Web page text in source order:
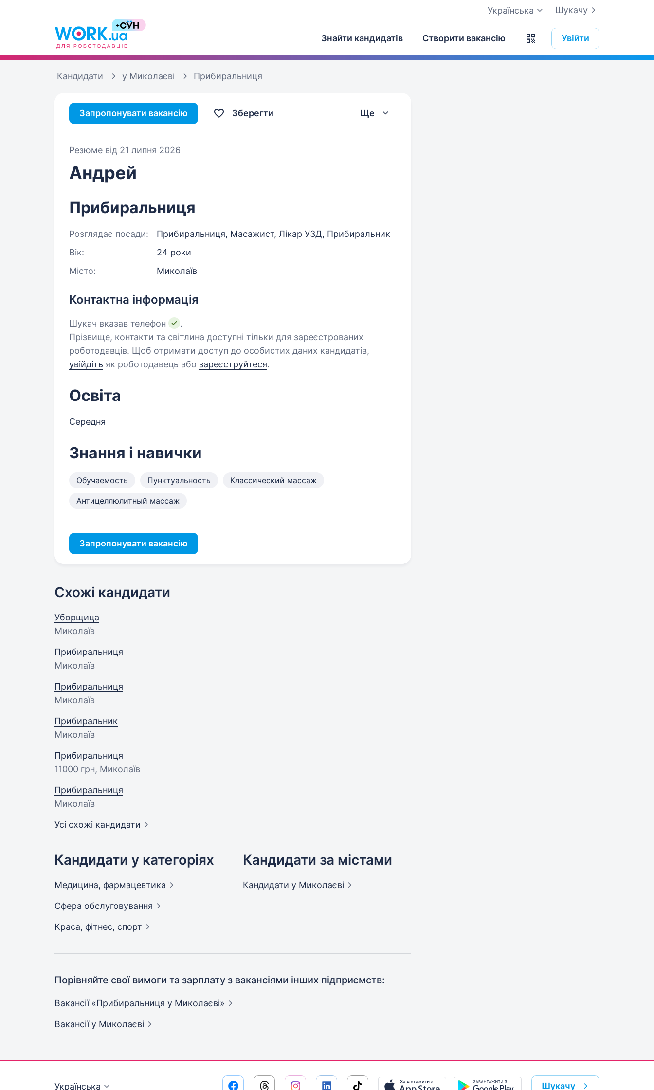
Шукачу
Українська
Знайти кандидатів Створити вакансію Увійти
Кандидати у Миколаєві Прибиральниця
Запропонувати вакансію Зберегти Ще
Резюме від 21 липня 2026
Андрей
Прибиральниця
Розглядає посади:
Прибиральниця, Масажист, Лікар УЗД, Прибиральник
Вік:
24 роки
Місто:
Миколаїв
Контактна інформація
Шукач вказав телефон
.
Прізвище, контакти та світлина доступні тільки для зареєстрованих
роботодавців. Щоб отримати доступ до особистих даних кандидатів,
увійдіть як роботодавець або зареєструйтеся.
Освіта
Середня
Знання і навички
Обучаемость Пунктуальность Классический массаж
Антицеллюлитный массаж
Запропонувати вакансію
Схожі кандидати
Уборщица
Миколаїв
Прибиральниця
Миколаїв
Прибиральниця
Миколаїв
Прибиральник
Миколаїв
Прибиральниця
11000 грн, Миколаїв
Прибиральниця
Миколаїв
Усі схожі кандидати
Кандидати у категоріях
Медицина, фармацевтика
Сфера обслуговування
Краса, фітнес, спорт
Кандидати за містами
Кандидати у Миколаєві
Порівняйте свої вимоги та зарплату з вакансіями інших підприємств:
Вакансії «Прибиральниця у Миколаєві»
Вакансіїу Миколаєві
Українська Шукачу